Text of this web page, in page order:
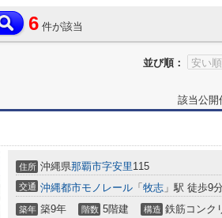
6 件が該当
並び順：
該当公開
住所 沖縄県那覇市字安里115
交通 沖縄都市モノレール 「 牧志 」駅 徒歩9分
築年 築9年 階数 5階建 構造 鉄筋コンク